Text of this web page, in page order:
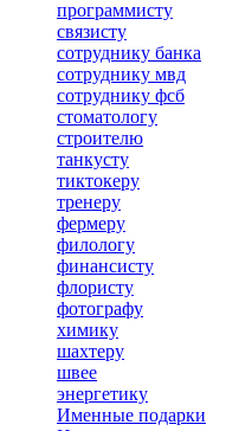
программисту
связисту
сотруднику банка
сотруднику мвд
сотруднику фсб
стоматологу
строителю
танкусту
тиктокеру
тренеру
фермеру
филологу
финансисту
флористу
фотографу
химику
шахтеру
швее
энергетику
Именные подарки